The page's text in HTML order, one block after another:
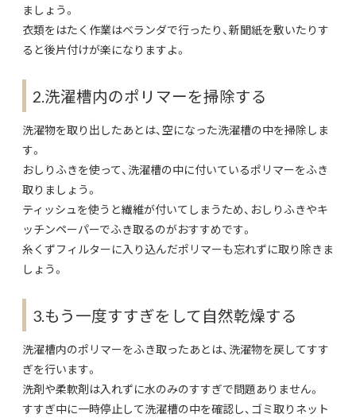
ましょう。
衣類をはたく作業はベランダで行ったり、新聞紙を敷いたりす
ると後片付けが楽になりますよ。
2.洗濯槽内のポリマーを掃除する
洗濯物を取り出したあとは、空になった洗濯槽の中を掃除しま
す。
おしりふきを使って、洗濯槽の中に付いているポリマーをふき
取りましょう。
ティッシュを使うと繊維が付いてしまうため、おしりふきやキ
ッチンペーパーでふき取るのがおすすめです。
糸くずフィルターに入り込んだポリマーも忘れずに取り除きま
しょう。
3.もう一度すすぎをして自然乾燥する
洗濯槽内のポリマーをふき取ったあとは、洗濯物を戻してすす
ぎを行います。
洗剤や柔軟剤は入れずに水のみのすすぎで問題ありません。
すすぎ中に一時停止して洗濯槽の中を確認し、ゴミ取りネット